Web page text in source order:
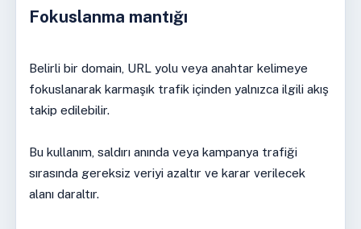
Fokuslanma mantığı
Belirli bir domain, URL yolu veya anahtar kelimeye
fokuslanarak karmaşık trafik içinden yalnızca ilgili akış
takip edilebilir.
Bu kullanım, saldırı anında veya kampanya trafiği
sırasında gereksiz veriyi azaltır ve karar verilecek
alanı daraltır.